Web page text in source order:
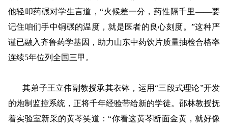
他轻叩药碾对学生言道，“火候差一分，药性隔千里——要
记住咱们手中铜碾的温度，就是医者的良心刻度。 ”这种严
谨已融入齐鲁药学基因，助力山东中药饮片质量抽检合格率
连续5年位列全国三甲。
其弟子王立伟副教授承其衣钵，运用“三段式理论”开发
的炮制监控系统，正将千年经验带给新的学徒。邵林教授抚
着实验室新采的黄芩笑道：“你看这黄芩断面金黄， 就好像